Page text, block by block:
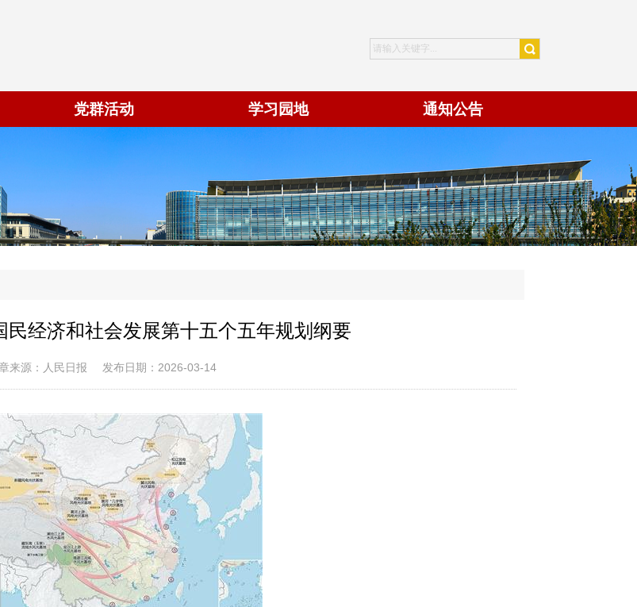
党群活动 学习园地 通知公告
民经济和社会发展第十五个五年规划纲要
来源：人民日报 发布日期：2026-03-14